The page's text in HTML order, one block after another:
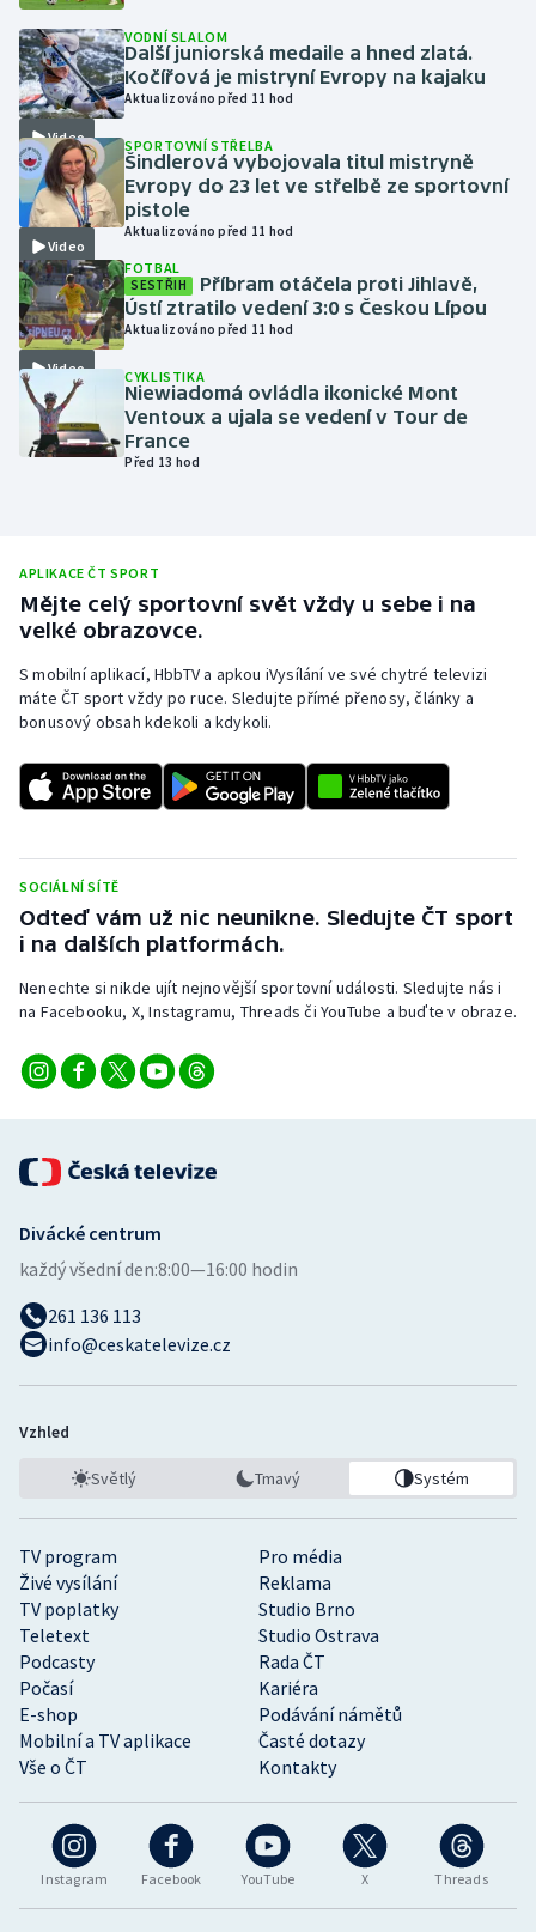
Judo
Krasobruslení
Lezení
Lyže a snowboard
Moderní pětiboj
Motorsport
Olympijské hry
Parasport
Rychlostní kanoistika
Short track
Stolní tenis
Triatlon
Veslování
Vodní slalom
Ostatní
Video
VODNÍ SLALOM
Další juniorská medaile a hned zlatá.
Kočířová je mistryní Evropy na kajaku
Aktualizováno před 11 hod
Video
SPORTOVNÍ STŘELBA
Šindlerová vybojovala titul mistryně
Evropy do 23 let ve střelbě ze sportovní
pistole
Aktualizováno před 11 hod
Video
FOTBAL
SESTŘIH
Příbram otáčela proti Jihlavě,
Ústí ztratilo vedení 3:0 s Českou Lípou
Aktualizováno před 11 hod
CYKLISTIKA
Niewiadomá ovládla ikonické Mont
Ventoux a ujala se vedení v Tour de
France
Před 13 hod
APLIKACE ČT SPORT
Mějte celý sportovní svět vždy u sebe i na
velké obrazovce.
S mobilní aplikací, HbbTV a apkou iVysílání ve své chytré televizi
máte ČT sport vždy po ruce. Sledujte přímé přenosy, články a
bonusový obsah kdekoli a kdykoli.
SOCIÁLNÍ SÍTĚ
Odteď vám už nic neunikne. Sledujte ČT sport
i na dalších platformách.
Nenechte si nikde ujít nejnovější sportovní události. Sledujte nás i
na Facebooku, X, Instagramu, Threads či YouTube a buďte v obraze.
Instagram Facebook YouTube X Threads
TV program
Pro média
Živé vysílání
Reklama
TV poplatky
Studio Brno
Teletext
Studio Ostrava
Podcasty
Rada ČT
Počasí
Kariéra
E-shop
Podávání námětů
Mobilní a TV aplikace
Časté dotazy
Vše o ČT
Kontakty
Divácké centrum
každý všední den:8:00—16:00 hodin
261 136 113
info@ceskatelevize.cz
Vzhled
Světlý Tmavý Systém